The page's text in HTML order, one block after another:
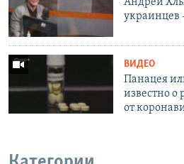
Андрей
украинцев
ВИДЕО
Панацея
известно о
от